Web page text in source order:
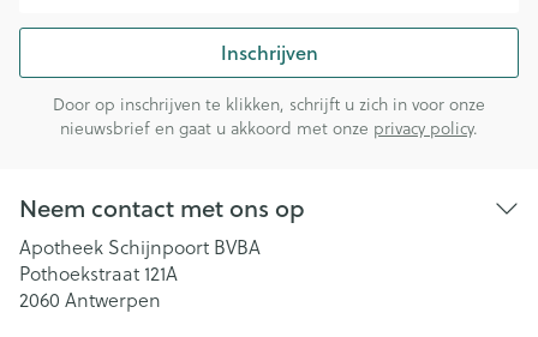
Inschrijven
Door op inschrijven te klikken, schrijft u zich in voor onze
nieuwsbrief en gaat u akkoord met onze privacy policy.
Neem contact met ons op
Apotheek Schijnpoort BVBA
Pothoekstraat 121A
2060 Antwerpen